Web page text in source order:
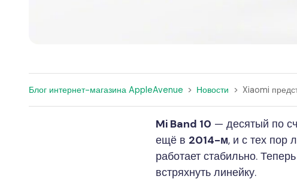
Блог интернет-магазина AppleAvenue > Новости > Xiaomi
Mi Band 10 — десятый по
ещё в 2014-м, и с тех пор
работает стабильно.
встряхнуть линейку.